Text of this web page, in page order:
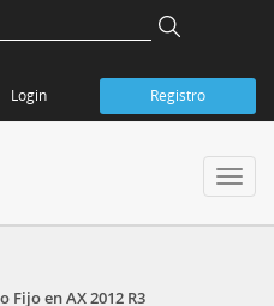
Login Registro
en AX 2012 R3